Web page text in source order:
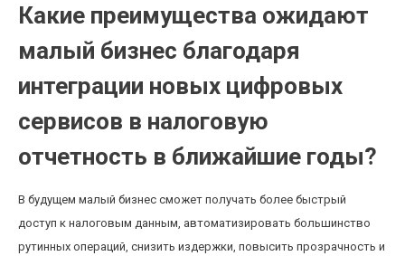
Какие преимущества ожидают
малый бизнес благодаря
интеграции новых цифровых
сервисов в налоговую
отчетность в ближайшие годы?
В будущем малый бизнес сможет получать более быстрый
доступ к налоговым данным, автоматизировать большинство
рутинных операций, снизить издержки, повысить прозрачность и